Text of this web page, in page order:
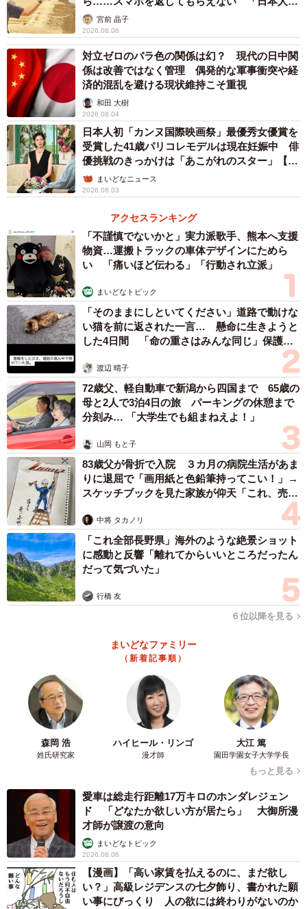
カモ代表かも」「私は6時間で3万円払った」
宮前 晶子
2026.08.06
対立ゼロのバラ色の関係は幻？ 現代の日中関
係は改善ではなく管理 偶発的な軍事衝突や経
済的混乱を避ける現状維持こそ重視
和田 大樹
2026.08.04
日本人初「カンヌ国際映画祭」最優秀女優賞を
受賞した41歳パリコレモデルは現在妊娠中 俳
優挑戦のきっかけは「あこがれのスター」【徹
子の部屋】
まいどなニュース
2026.08.03
アクセスランキング
「不謹慎でないかと」実力派歌手、熊本へ支援
物資…運搬トラックの車体デザインにためら
い 「痛いほど伝わる」「行動され立派」
まいどなトピック
「そのままにしといてください」道路で動けな
い猫を前に返された一言… 懸命に生きようと
した4日間 「命の重さはみんな同じ」保護団
渡辺 晴子
72歳父、軽自動車で新潟から四国まで 65歳の
母と2人で3泊4日の旅 パーキングの休憩まで
分刻み… 「大学生でも組まねえよ！」
山岡 もと子
83歳父が骨折で入院 ３カ月の病院生活があま
りに退屈で「画用紙と色鉛筆持ってこい！」→
スケッチブックを見た家族が仰天「これ、売れ
中将 タカノリ
「これ全部長野県」海外のような絶景ショット
に感動と反響「離れてからいいところだったん
だって気づいた」
行橋 友
６位以降を見る
まいどなファミリー
（新着記事順）
森岡 浩
姓氏研究家
ハイヒール・リンゴ
漫才師
大江 篤
園田学園女子大学学長
もっと見る
愛車は総走行距離17万キロのホンダレジェン
ド 「どなたか欲しい方が居たら」 大御所漫
才師が譲渡の意向
まいどなトピック
2026.08.06
【漫画】「高い家賃を払えるのに、まだ欲し
い？」高級レジデンスの七夕飾り、書かれた願
い事にびっくり 人の欲には終わりがないのか